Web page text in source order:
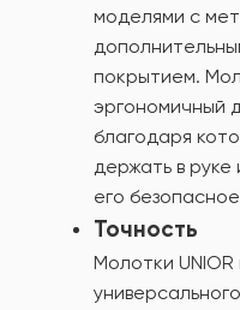
моделями с
покрытием.
эргономичный
благодаря
держать в
его
Точность
Молотки